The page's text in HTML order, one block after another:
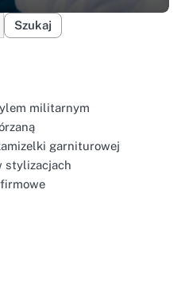
militarnym
garniturowej
stylizacjach